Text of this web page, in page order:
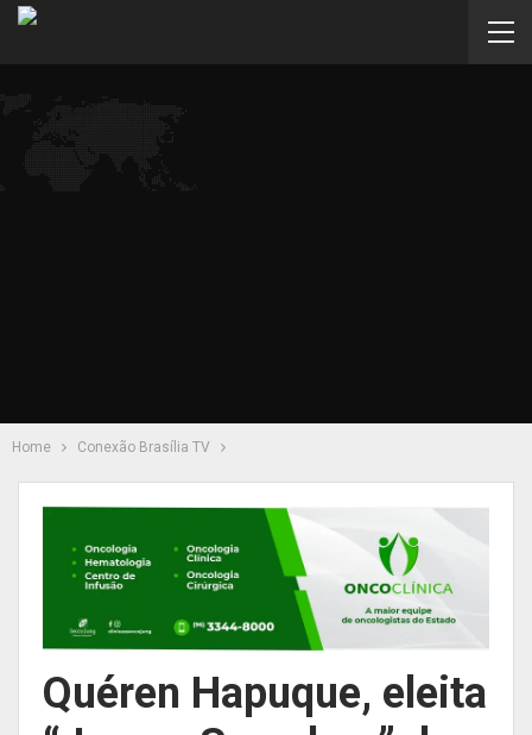
Home Conexão Brasília TV
Quéren Hapuque, eleita